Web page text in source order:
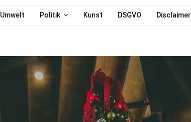
Umwelt Politik Kunst DSGVO Disclaimer